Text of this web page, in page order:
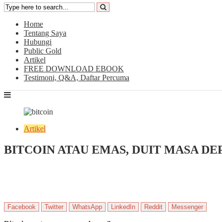
Home
Tentang Saya
Hubungi
Public Gold
Artikel
FREE DOWNLOAD EBOOK
Testimoni, Q&A, Daftar Percuma
Artikel
BITCOIN ATAU EMAS, DUIT MASA
Facebook Twitter WhatsApp LinkedIn Reddit Messenger